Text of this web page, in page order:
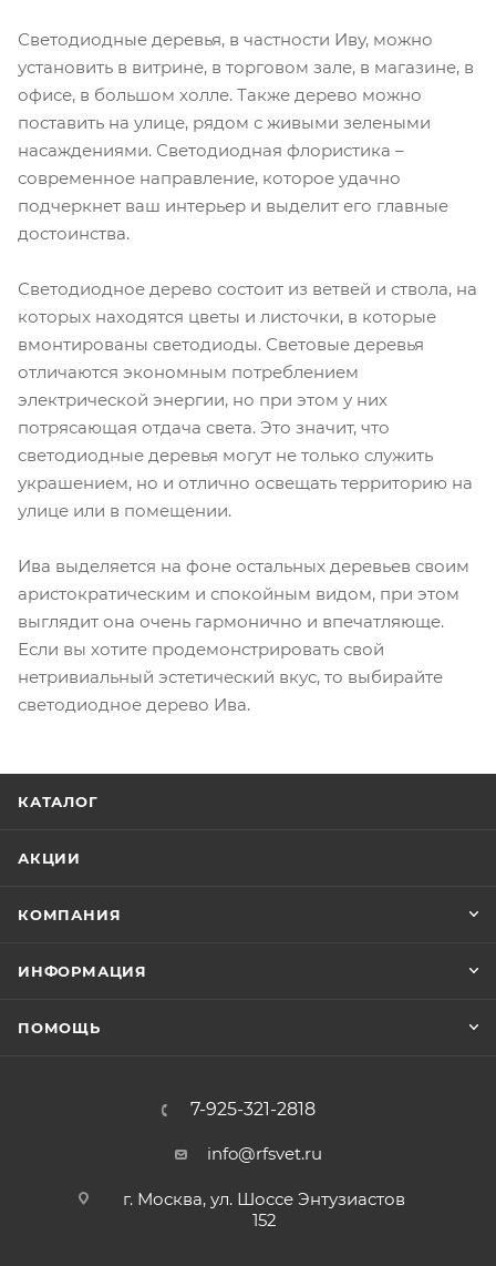
Светодиодные деревья, в частности Иву, можно
установить в витрине, в торговом зале, в магазине, в
офисе, в большом холле. Также дерево можно
поставить на улице, рядом с живыми зелеными
насаждениями. Светодиодная флористика –
современное направление, которое удачно
подчеркнет ваш интерьер и выделит его главные
достоинства.
Светодиодное дерево состоит из ветвей и ствола, на
которых находятся цветы и листочки, в которые
вмонтированы светодиоды. Световые деревья
отличаются экономным потреблением
электрической энергии, но при этом у них
потрясающая отдача света. Это значит, что
светодиодные деревья могут не только служить
украшением, но и отлично освещать территорию на
улице или в помещении.
Ива выделяется на фоне остальных деревьев своим
аристократическим и спокойным видом, при этом
выглядит она очень гармонично и впечатляюще.
Если вы хотите продемонстрировать свой
нетривиальный эстетический вкус, то выбирайте
светодиодное дерево Ива.
КАТАЛОГ
АКЦИИ
КОМПАНИЯ
ИНФОРМАЦИЯ
ПОМОЩЬ
7-925-321-2818
info@rfsvet.ru
г. Москва, ул. Шоссе Энтузиастов
152